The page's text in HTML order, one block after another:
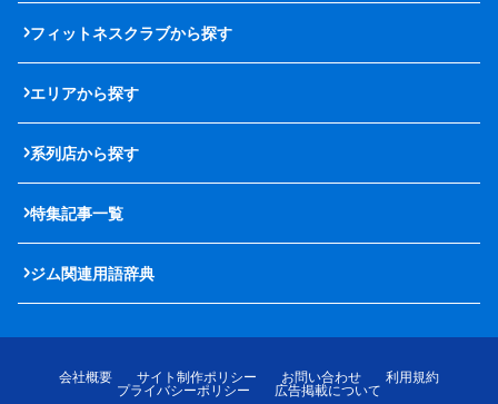
フィットネスクラブから探す
エリアから探す
系列店から探す
特集記事一覧
ジム関連用語辞典
会社概要 サイト制作ポリシー お問い合わせ
利用規約
プライバシーポリシー
広告掲載について